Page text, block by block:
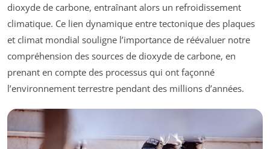
dioxyde de carbone, entraînant alors un refroidissement
climatique. Ce lien dynamique entre tectonique des plaques
et climat mondial souligne l’importance de réévaluer notre
compréhension des sources de dioxyde de carbone, en
prenant en compte des processus qui ont façonné
l’environnement terrestre pendant des millions d’années.